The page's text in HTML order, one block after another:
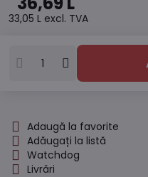
33,05 L excl. TVA
Adaugă la favorite
Adăugați la listă
Watchdog
Livrări